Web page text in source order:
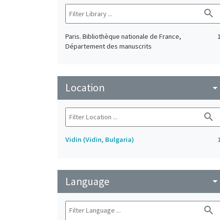
search
Paris. Bibliothèque nationale de France,
Département des manuscrits
1
Location arrow_drop_down
search
Vidin (Vidin, Bulgaria)
Language arrow_drop_down
search